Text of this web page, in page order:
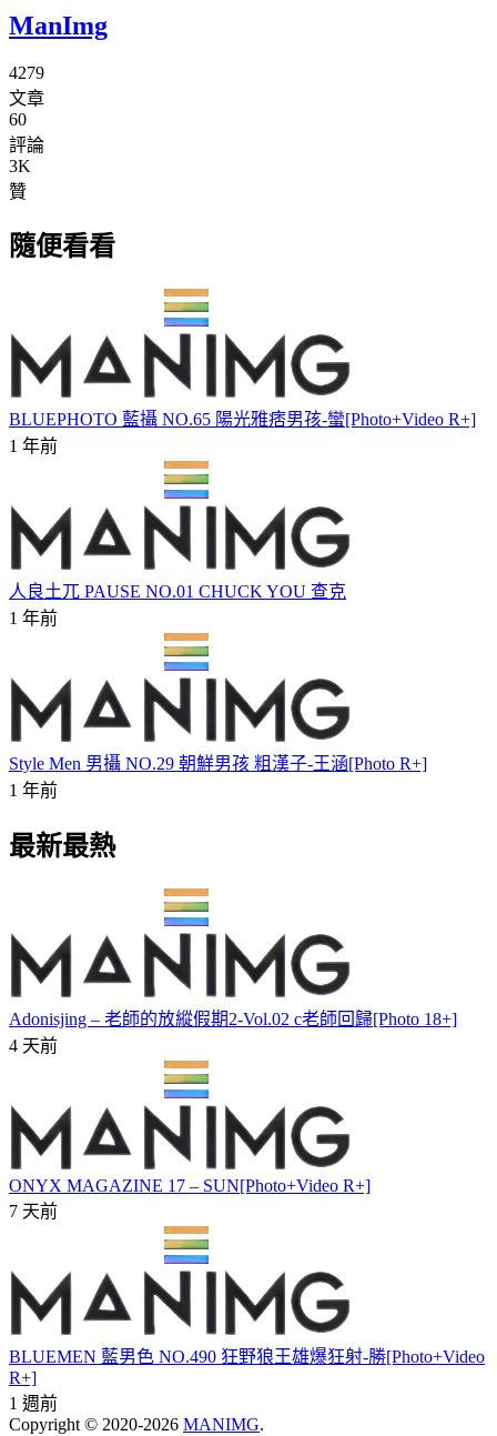
ManImg
4279
文章
60
評論
3K
贊
隨便看看
BLUEPHOTO 藍攝 NO.65 陽光雅痞男孩-蠻[Photo+Video R+]
1 年前
人良土兀 PAUSE NO.01 CHUCK YOU 查克
1 年前
Style Men 男攝 NO.29 朝鮮男孩 粗漢子-王涵[Photo R+]
1 年前
最新最熱
Adonisjing – 老師的放縱假期2-Vol.02 c老師回歸[Photo 18+]
4 天前
ONYX MAGAZINE 17 – SUN[Photo+Video R+]
7 天前
BLUEMEN 藍男色 NO.490 狂野狼王雄爆狂射-勝[Photo+Video
R+]
1 週前
Copyright © 2020-2026 MANIMG.